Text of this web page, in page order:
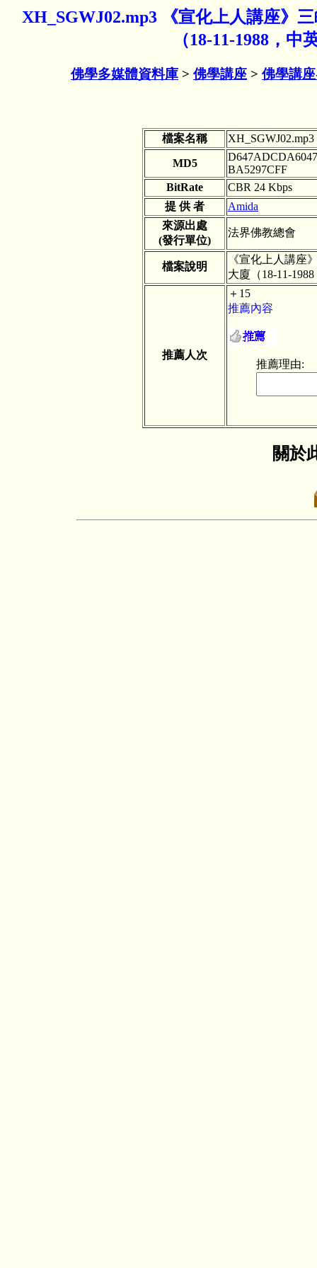
XH_SGWJ02.mp3 《宣化上人講座》
（18-11-1988，
佛學多媒體資料庫 > 佛學講座 > 佛學講
檔案名稱 XH_SGWJ02.mp3
MD5
BA5297CFF
BitRate
CBR 24 Kbps
提 供 者
Amida
來源出處
(發行單位)
法界佛教總會
檔案說明
《宣化上人講座
大廈（18-11-
推薦人次
＋15
推薦內容
推薦理由:
關於